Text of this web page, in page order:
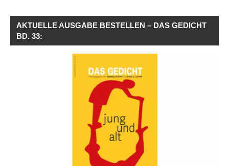
AKTUELLE AUSGABE BESTELLEN – DAS GEDICHT
BD. 33: